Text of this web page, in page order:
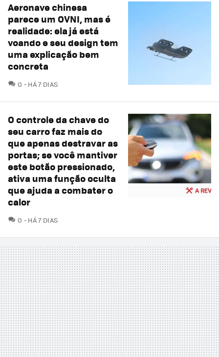
Aeronave chinesa
parece um OVNI, mas é
realidade: ela já está
voando e seu design tem
uma explicação bem
concreta
0 COMENTÁRIOS
HÁ 7 DIAS
O controle da chave do
seu carro faz mais do
que apenas destravar as
portas; se você mantiver
este botão pressionado,
ativa uma função oculta
que ajuda a combater o
calor
0 COMENTÁRIOS
HÁ 7 DIAS